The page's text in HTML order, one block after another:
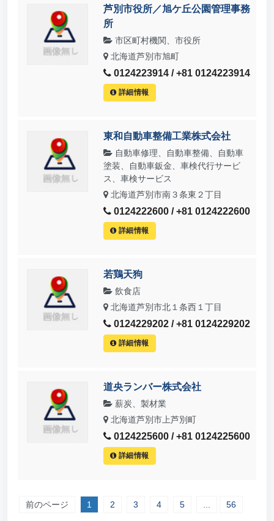
芦別市役所／旭ケ丘公園管理事務
所
市区町村機関、市役所
北海道芦別市旭町
0124223914 / +81 0124223914
詳細情報
東和自動車整備工業株式会社
自動車修理、自動車整備、自動車
塗装、自動車鈑金、車検代行サービ
ス、車検サービス
北海道芦別市南３条東２丁目
0124222600 / +81 0124222600
詳細情報
若鶏天狗
飲食店
北海道芦別市北１条西１丁目
0124229202 / +81 0124229202
詳細情報
道央ランバー株式会社
薪炭、製材業
北海道芦別市上芦別町
0124225600 / +81 0124225600
詳細情報
前のページ 1 2 3 4 5 56